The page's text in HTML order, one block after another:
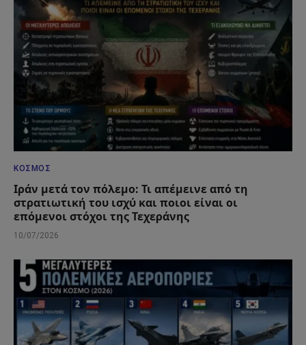
ΚΌΣΜΟΣ
Ιράν μετά τον πόλεμο: Τι απέμεινε από τη
στρατιωτική του ισχύ και ποιοι είναι οι
επόμενοι στόχοι της Τεχεράνης
10/07/2026